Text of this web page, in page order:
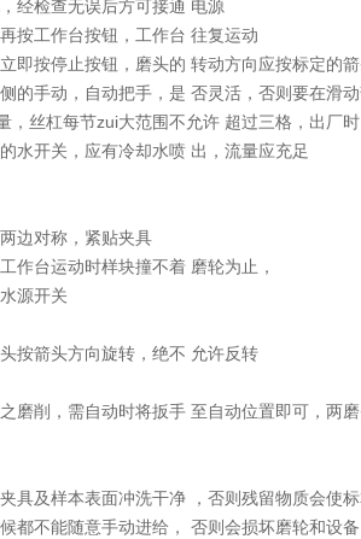
经检查无误后方可接通 电源
按工作台按钮，工作台 往复运动
即按停止按钮，磨头的 转动方向应按标定的
的手动，自动把手，是 否灵活，否则要在滑
，丝杠每节zui大范围不允许 超过三格，出厂
水开关，应有冷却水喷 出，流量应充足
边对称，紧贴夹具
作台运动时样块撞不着 磨轮为止，
源开关
按箭头方向旋转，绝不 允许反转
磨削，需自动时将扳手 至自动位置即可，两
具及样本表面冲洗干净 ，否则残留物质会使
都不能随意手动进给， 否则会损坏磨轮和设备